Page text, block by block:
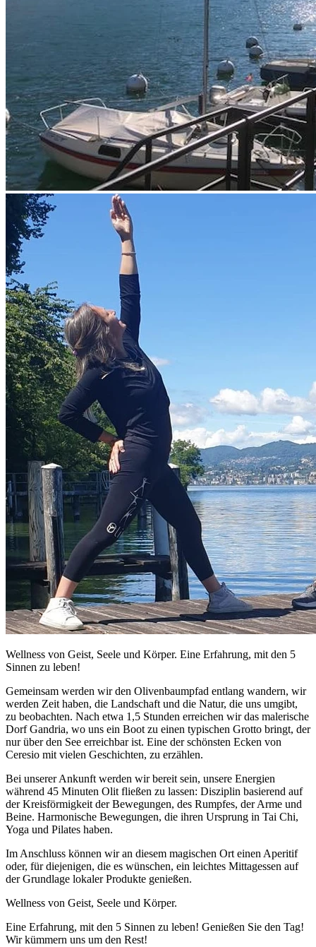
Wellness von Geist, Seele und Körper. Eine Erfahrung, mit den 5
Sinnen zu leben!
Gemeinsam werden wir den Olivenbaumpfad entlang wandern, wir
werden Zeit haben, die Landschaft und die Natur, die uns umgibt,
zu beobachten. Nach etwa 1,5 Stunden erreichen wir das malerische
Dorf Gandria, wo uns ein Boot zu einen typischen Grotto bringt, der
nur über den See erreichbar ist. Eine der schönsten Ecken von
Ceresio mit vielen Geschichten, zu erzählen.
Bei unserer Ankunft werden wir bereit sein, unsere Energien
während 45 Minuten Olit fließen zu lassen: Disziplin basierend auf
der Kreisförmigkeit der Bewegungen, des Rumpfes, der Arme und
Beine. Harmonische Bewegungen, die ihren Ursprung in Tai Chi,
Yoga und Pilates haben.
Im Anschluss können wir an diesem magischen Ort einen Aperitif
oder, für diejenigen, die es wünschen, ein leichtes Mittagessen auf
der Grundlage lokaler Produkte genießen.
Wellness von Geist, Seele und Körper.
Eine Erfahrung, mit den 5 Sinnen zu leben! Genießen Sie den Tag!
Wir kümmern uns um den Rest!